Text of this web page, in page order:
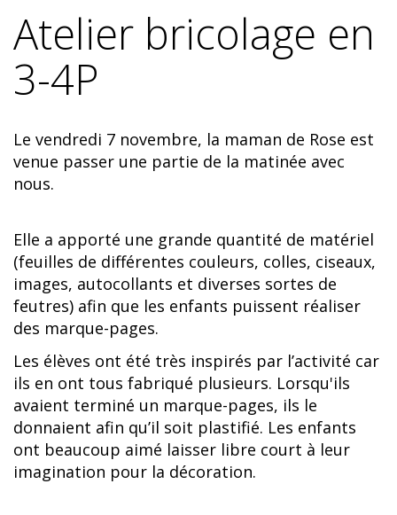
Atelier bricolage en
3-4P
Le vendredi 7 novembre, la maman de Rose est
venue passer une partie de la matinée avec
nous.
Elle a apporté une grande quantité de matériel
(feuilles de différentes couleurs, colles, ciseaux,
images, autocollants et diverses sortes de
feutres) afin que les enfants puissent réaliser
des marque-pages.
Les élèves ont été très inspirés par l’activité car
ils en ont tous fabriqué plusieurs. Lorsqu'ils
avaient terminé un marque-pages, ils le
donnaient afin qu’il soit plastifié. Les enfants
ont beaucoup aimé laisser libre court à leur
imagination pour la décoration.